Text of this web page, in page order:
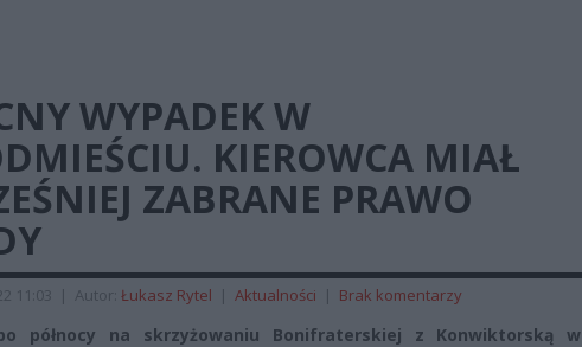
WYPADEK W
KIEROWCA MIAŁ
ZABRANE PRAWO
11:03 | Autor: Łukasz Rytel | Aktualności | Brak komentarzy
północy na skrzyżowaniu Bonifraterskiej z Konwiktorską w